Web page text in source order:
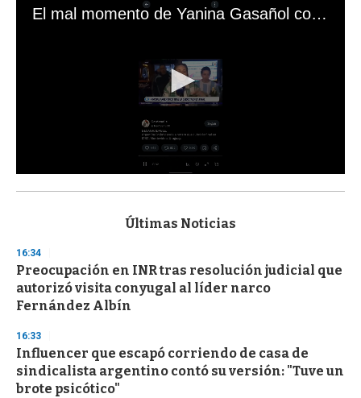
El mal momento de Yanina Gasañol con un hincha argentino en "Subrayado"
s
d
s
o
f
3
s
e
c
o
n
Últimas Noticias
16:34
Preocupación en INR tras resolución judicial que
autorizó visita conyugal al líder narco
Fernández Albín
16:33
Influencer que escapó corriendo de casa de
sindicalista argentino contó su versión: "Tuve un
brote psicótico"